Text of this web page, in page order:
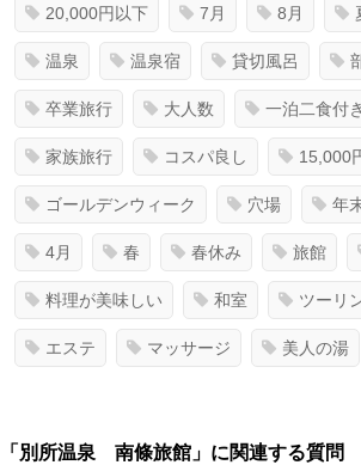
20,000円以下 7月 8月
温泉 温泉宿 貸切風呂
卒業旅行 大人数 一泊二食付き
家族旅行 コスパ良し 15,000
ゴールデンウィーク 穴場 年
4月 春 春休み 旅館
料理が美味しい 和室 ツーリ
エステ マッサージ 美人の湯
「別所温泉 南條旅館」に関連する質問